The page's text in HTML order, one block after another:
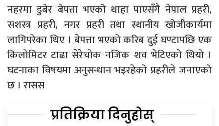
नहरमा डुबेर बेपत्ता भएको थाहा पाएसँगै नेपाल प्रहरी,
सशस्त्र प्रहरी, नगर प्रहरी तथा स्थानीय खोजीकार्यमा
लागिपरेका थिए । बेपत्ता भएको करिब दुई घण्टापछि एक
किलोमिटर टाढा सेरेचोक नजिक शव भेटिएको थियो ।
घटनाका विषयमा अनुसन्धान भइरहेको प्रहरीले जनाएको
छ । रासस
प्रतिक्रिया दिनुहोस्